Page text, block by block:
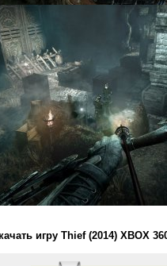
игру Thief (2014) XBOX